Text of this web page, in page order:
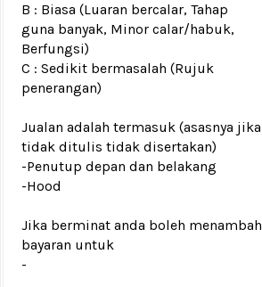
B : Biasa (Luaran bercalar, Tahap
guna banyak, Minor calar/habuk,
Berfungsi)
C : Sedikit bermasalah (Rujuk
penerangan)
Jualan adalah termasuk (asasnya jika
tidak ditulis tidak disertakan)
-Penutup depan dan belakang
-Hood
Jika berminat anda boleh menambah
bayaran untuk
-